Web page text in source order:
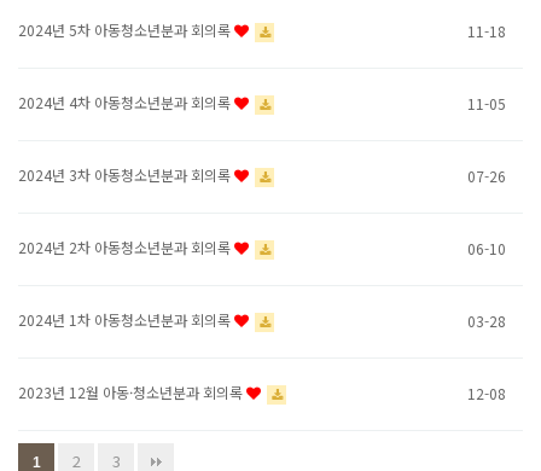
2024년 5차 아동청소년분과 회의록 11-18
2024년 4차 아동청소년분과 회의록 11-05
2024년 3차 아동청소년분과 회의록 07-26
2024년 2차 아동청소년분과 회의록 06-10
2024년 1차 아동청소년분과 회의록 03-28
2023년 12월 아동·청소년분과 회의록 12-08
1 2 3